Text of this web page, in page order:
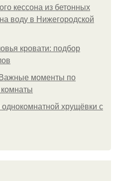
кессона из бетонных
воду в Нижегородской
кровати: подбор
моменты по
хрущёвки с